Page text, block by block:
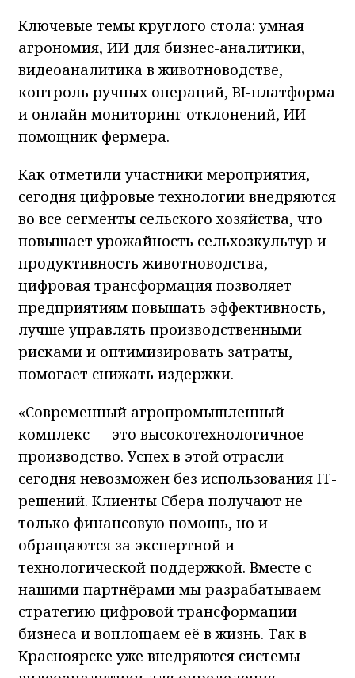
Ключевые темы круглого стола: умная
агрономия, ИИ для бизнес-аналитики,
видеоаналитика в животноводстве,
контроль ручных операций, BI-платформа
и онлайн мониторинг отклонений, ИИ-
помощник фермера.
Как отметили участники мероприятия,
сегодня цифровые технологии внедряются
во все сегменты сельского хозяйства, что
повышает урожайность сельхозкультур и
продуктивность животноводства,
цифровая трансформация позволяет
предприятиям повышать эффективность,
лучше управлять производственными
рисками и оптимизировать затраты,
помогает снижать издержки.
«Современный агропромышленный
комплекс — это высокотехнологичное
производство. Успех в этой отрасли
сегодня невозможен без использования IT-
решений. Клиенты Сбера получают не
только финансовую помощь, но и
обращаются за экспертной и
технологической поддержкой. Вместе с
нашими партнёрами мы разрабатываем
стратегию цифровой трансформации
бизнеса и воплощаем её в жизнь. Так в
Красноярске уже внедряются системы